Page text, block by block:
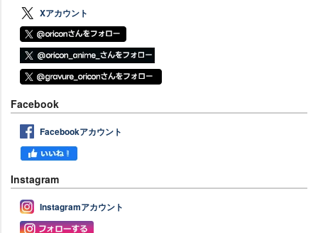
Xアカウント
Facebook
Facebookアカウント
Instagram
Instagramアカウント